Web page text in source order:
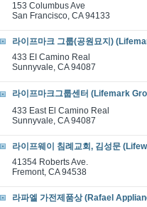
153 Columbus Ave
San Francisco, CA 94133
라이프마크 그룹(공원묘지)
433 EI Camino Real
Sunnyvale, CA 94087
라이프마크그룹센터 (Lifemark
433 East El Camino Real
Sunnyvale, CA 94087
라이프웨이 침례교회, 김성문
41354 Roberts Ave.
Fremont, CA 94538
라파엘 가전제품상 (Rafael